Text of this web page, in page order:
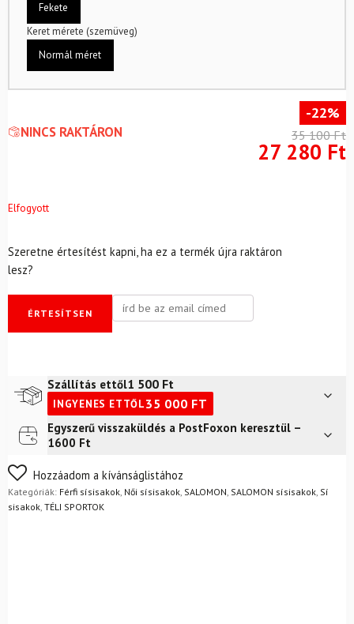
Fekete
Keret mérete (szemüveg)
Normál méret
NINCS RAKTÁRON
-22%
35 100Ft
27 280 Ft
Elfogyott
Szeretne értesítést kapni, ha ez a termék újra raktáron
lesz?
ÉRTESÍTSEN
Szállítás ettől1 500 Ft
INGYENES ETTŐL35 000 FT
Futár a címre2 400
FoxPost
Egyszerű visszaküldés a PostFoxon keresztül –
1600 Ft
Nem biztos a választásában? Semmi gond – a terméket
egyszerűen visszaküldheti 14 napon belül, indoklás nélkül.
Mik a visszaküldés feltételei?
Hozzáadom a kívánságlistához
Kategóriák: Férfi sísisakok, Női sísisakok, SALOMON, SALOMON sísisakok, Sí
sisakok, TÉLI SPORTOK